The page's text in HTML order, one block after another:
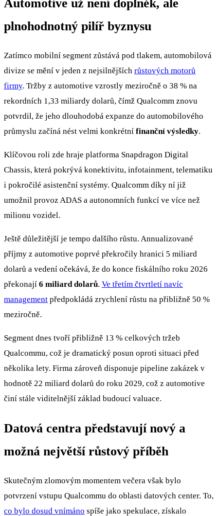
Automotive už není doplněk, ale
plnohodnotný pilíř byznysu
Zatímco mobilní segment zůstává pod tlakem, automobilová
divize se mění v jeden z nejsilnějších růstových motorů
firmy. Tržby z automotive vzrostly meziročně o 38 % na
rekordních 1,33 miliardy dolarů, čímž Qualcomm znovu
potvrdil, že jeho dlouhodobá expanze do automobilového
průmyslu začíná nést velmi konkrétní finanční výsledky.
Klíčovou roli zde hraje platforma Snapdragon Digital
Chassis, která pokrývá konektivitu, infotainment, telematiku
i pokročilé asistenční systémy. Qualcomm díky ní již
umožnil provoz ADAS a autonomních funkcí ve více než
milionu vozidel.
Ještě důležitější je tempo dalšího růstu. Annualizované
příjmy z automotive poprvé překročily hranici 5 miliard
dolarů a vedení očekává, že do konce fiskálního roku 2026
překonají 6 miliard dolarů. Ve třetím čtvrtletí navíc
management předpokládá zrychlení růstu na přibližně 50 %
meziročně.
Segment dnes tvoří přibližně 13 % celkových tržeb
Qualcommu, což je dramatický posun oproti situaci před
několika lety. Firma zároveň disponuje pipeline zakázek v
hodnotě 22 miliard dolarů do roku 2029, což z automotive
činí stále viditelnější základ budoucí valuace.
Datová centra představují nový a
možná největší růstový příběh
Skutečným zlomovým momentem večera však bylo
potvrzení vstupu Qualcommu do oblasti datových center. To,
co bylo dosud vnímáno spíše jako spekulace, získalo